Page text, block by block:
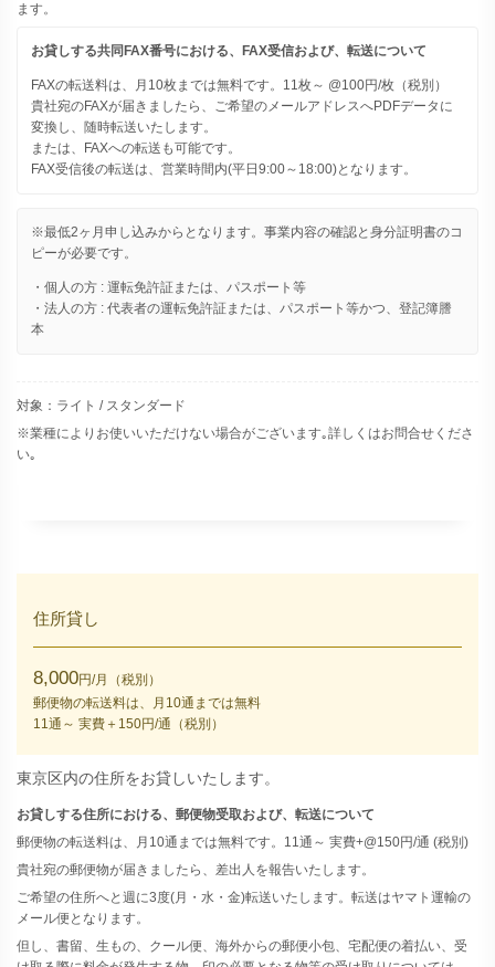
ます。
お貸しする共同FAX番号における、FAX受信および、転送について
FAXの転送料は、月10枚までは無料です。11枚～ @100円/枚（税別）
貴社宛のFAXが届きましたら、ご希望のメールアドレスへPDFデータに
変換し、随時転送いたします。
または、FAXへの転送も可能です。
FAX受信後の転送は、営業時間内(平日9:00～18:00)となります。
※最低2ヶ月申し込みからとなります。事業内容の確認と身分証明書のコ
ピーが必要です。
・個人の方 : 運転免許証または、パスポート等
・法人の方 : 代表者の運転免許証または、パスポート等かつ、登記簿謄
本
対象：ライト / スタンダード
※業種によりお使いいただけない場合がございます｡詳しくはお問合せくださ
い｡
住所貸し
8,000円/月（税別）
郵便物の転送料は、月10通までは無料
11通～ 実費＋150円/通（税別）
東京区内の住所をお貸しいたします。
お貸しする住所における、郵便物受取および、転送について
郵便物の転送料は、月10通までは無料です。11通～ 実費+@150円/通 (税別)
貴社宛の郵便物が届きましたら、差出人を報告いたします。
ご希望の住所へと週に3度(月・水・金)転送いたします。転送はヤマト運輸の
メール便となります。
但し、書留、生もの、クール便、海外からの郵便小包、宅配便の着払い、受